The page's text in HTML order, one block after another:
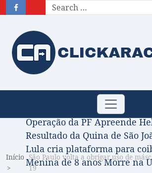
Toggle
navigation
Obituário – Nota de
Comissão Aprova Projeto
Operação da PF Apreende
Resultado da Quina de São
Lula cria plataforma para
Menina de 8 anos Morre na
Início São Paulo volta a obrigar uso de
19